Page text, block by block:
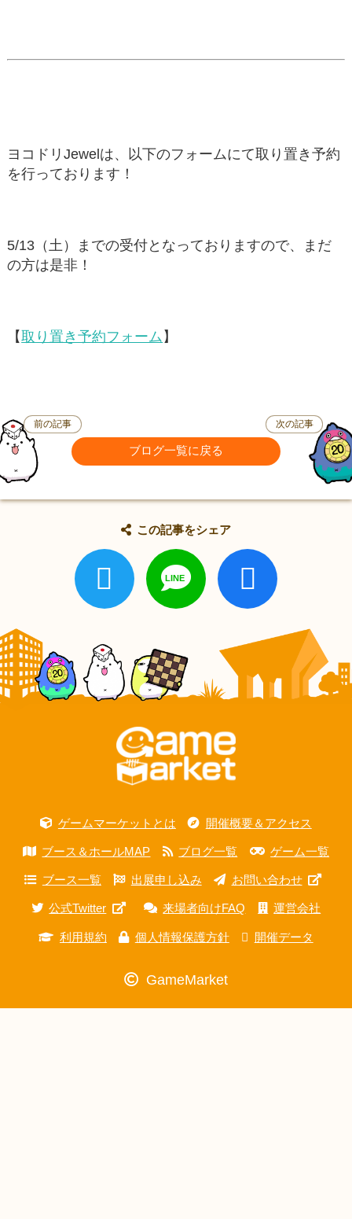
ヨコドリJewelは、以下のフォームにて取り置き予約
を行っております！
5/13（土）までの受付となっておりますので、まだ
の方は是非！
【取り置き予約フォーム 】
前の記事
ブログ一覧に戻る
次の記事
この記事をシェア
ゲームマーケットとは 開催概要＆アクセス
ブース＆ホールMAP ブログ一覧 ゲーム一覧
ブース一覧 出展申し込み お問い合わせ
公式Twitter 来場者向けFAQ 運営会社
利用規約 個人情報保護方針 開催データ
GameMarket